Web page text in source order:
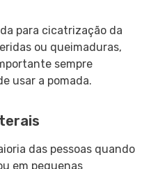
para cicatrização da
ou queimaduras,
sempre
usar a pomada.
das pessoas quando
em pequenas